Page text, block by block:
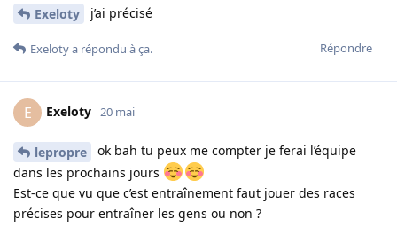
Exeloty j’ai précisé
Répondre
Exelotya répondu à ça.
E Exeloty 20 mai
lepropre
ok bah tu peux me compter je ferai l’équipe
dans les prochains jours
Est-ce que vu que c’est entraînement faut jouer des races
précises pour entraîner les gens ou non ?